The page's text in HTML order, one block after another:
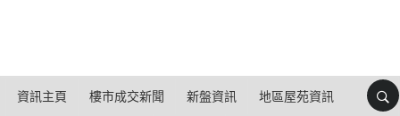
資訊主頁 樓市成交新聞 新盤資訊 地區屋苑資訊